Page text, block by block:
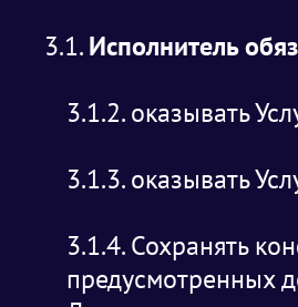
3.1.Исполнитель
3.1.2. оказывать
3.1.3. оказывать
3.1.4. Сохранять
предусмотренных